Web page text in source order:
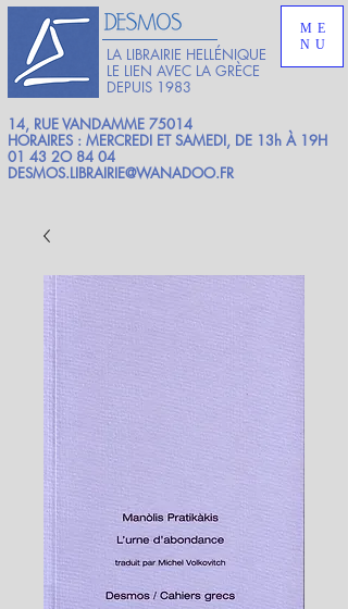
LA LIBRAIRIE HELLÉNIQUE
LE LIEN AVEC LA GRÈCE
DEPUIS 1983
ME
NU
14, RUE VANDAMME 75014
HORAIRES : MERCREDI ET SAMEDI, DE 13h À 19H
01 43 2O 84 04
DESMOS.LIBRAIRIE@WANADOO.FR